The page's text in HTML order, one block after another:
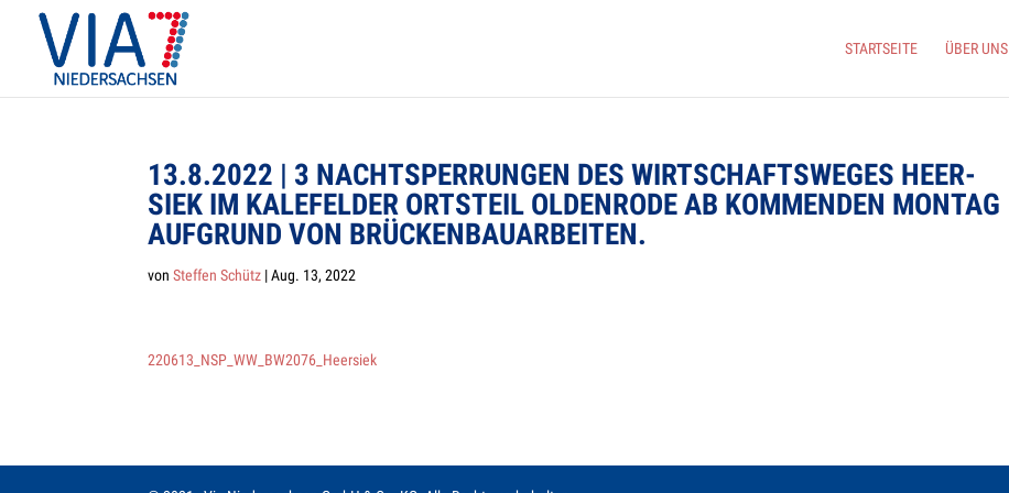
START­SEITE ÜBER UNS
13.8.2022 | 3 NACHT­SPER­RUN­GEN DES WIRT­SCHAFTS­WE­GES HEER­
SIEK IM KAL­E­FEL­DER ORTS­TEIL OLDEN­RODE AB KOM­MEN­DEN MON­TAG
AUF­GRUND VON BRÜCKENBAUARBEITEN.
vonSteffen Schütz |Aug. 13, 2022
220613_NSP_WW_BW2076_Heersiek